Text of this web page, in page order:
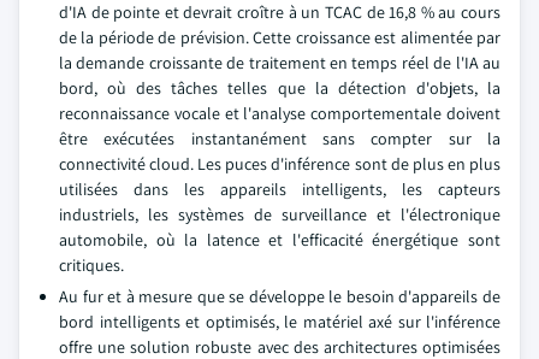
d'IA de pointe et devrait croître à un TCAC de 16,8 % au cours
de la période de prévision. Cette croissance est alimentée par
la demande croissante de traitement en temps réel de l'IA au
bord, où des tâches telles que la détection d'objets, la
reconnaissance vocale et l'analyse comportementale doivent
être exécutées instantanément sans compter sur la
connectivité cloud. Les puces d'inférence sont de plus en plus
utilisées dans les appareils intelligents, les capteurs
industriels, les systèmes de surveillance et l'électronique
automobile, où la latence et l'efficacité énergétique sont
critiques.
Au fur et à mesure que se développe le besoin d'appareils de
bord intelligents et optimisés, le matériel axé sur l'inférence
offre une solution robuste avec des architectures optimisées